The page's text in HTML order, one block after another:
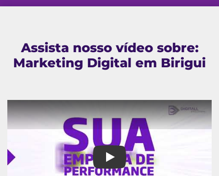
Assista nosso vídeo sobre:
Marketing Digital em Birigui
Marketing Digital em Birigui